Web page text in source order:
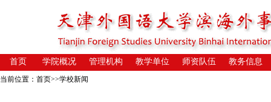
首页 学院概况 管理机构 教学单位 师资队伍 教务信息
当前位置： 首页>>学校新闻